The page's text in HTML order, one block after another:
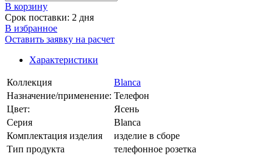
В корзинy
Срок поставки: 2 дня
В избранное
Оставить заявку на расчет
Характеристики
Коллекция
Blanca
Назначение/применение: Телефон
Цвет:
Ясень
Серия
Blanca
Комплектация изделия
изделие в сборе
Тип продукта
телефонное розетка